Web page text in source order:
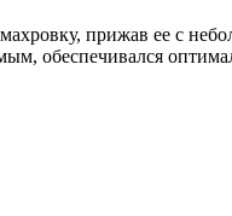
прижав ее с
обеспечивался